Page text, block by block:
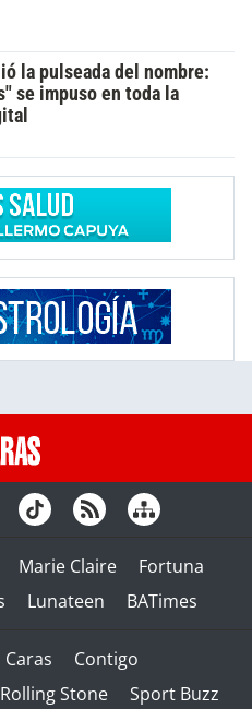
la pulseada del nombre:
se impuso en toda la
Marie Claire
Fortuna
Lunateen BATimes
Caras
Contigo
Rolling Stone Sport Buzz